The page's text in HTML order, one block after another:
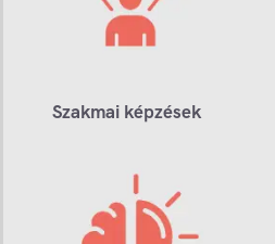
Szakmai képzések